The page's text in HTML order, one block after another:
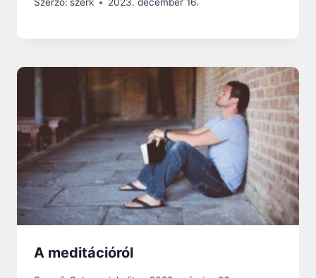
Szerző: szerk 2023. december 16.
A meditációról